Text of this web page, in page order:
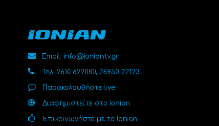
Email: info@ioniantv.gr
Τηλ: 2610 622080, 26950 22123
Παρακολουθήστε live
Διαφημιστείτε στο Ionian
Επικοινωνήστε με το Ionian